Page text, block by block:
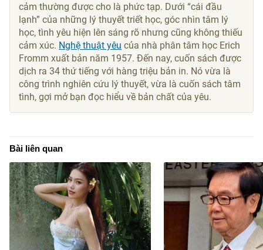
cảm thường được cho là phức tạp. Dưới “cái đầu
lạnh” của những lý thuyết triết học, góc nhìn tâm lý
học, tình yêu hiện lên sáng rõ nhưng cũng không thiếu
cảm xúc. Nghệ thuật yêu của nhà phân tâm học Erich
Fromm xuất bản năm 1957. Đến nay, cuốn sách được
dịch ra 34 thứ tiếng với hàng triệu bản in. Nó vừa là
công trình nghiên cứu lý thuyết, vừa là cuốn sách tâm
tình, gợi mở bạn đọc hiểu về bản chất của yêu.
Bài liên quan